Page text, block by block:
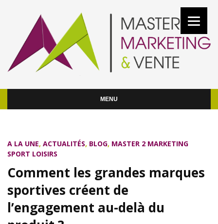
MENU
A LA UNE, ACTUALITÉS, BLOG, MASTER 2 MARKETING
SPORT LOISIRS
Comment les grandes marques
sportives créent de
l’engagement au-delà du